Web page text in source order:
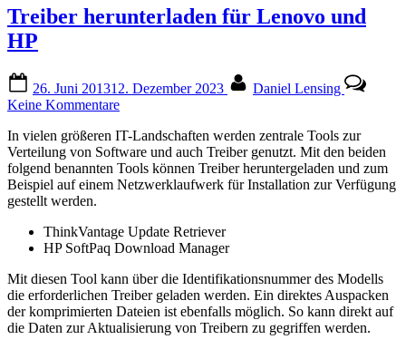
Treiber herunterladen für Lenovo und
HP
on
26. Juni 201312. Dezember 2023
Daniel Lensing
Keine Kommentarezu
herunterladen
für
Lenovo
und
In vielen größeren IT-Landschaften werden zentrale Tools zur
Verteilung von Software und auch Treiber genutzt. Mit den beiden
folgend benannten Tools können Treiber heruntergeladen und zum
Beispiel auf einem Netzwerklaufwerk für Installation zur Verfügung
gestellt werden.
ThinkVantage Update Retriever
HP SoftPaq Download Manager
Mit diesen Tool kann über die Identifikationsnummer des Modells
die erforderlichen Treiber geladen werden. Ein direktes Auspacken
der komprimierten Dateien ist ebenfalls möglich. So kann direkt auf
die Daten zur Aktualisierung von Treibern zu gegriffen werden.